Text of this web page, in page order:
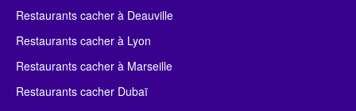
Restaurants cacher à Deauville
Restaurants cacher à Lyon
Restaurants cacher à Marseille
Restaurants cacher Dubaï